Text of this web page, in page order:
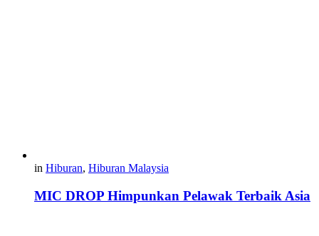
in Hiburan, Hiburan Malaysia
MIC DROP Himpunkan Pelawak Terbaik Asia